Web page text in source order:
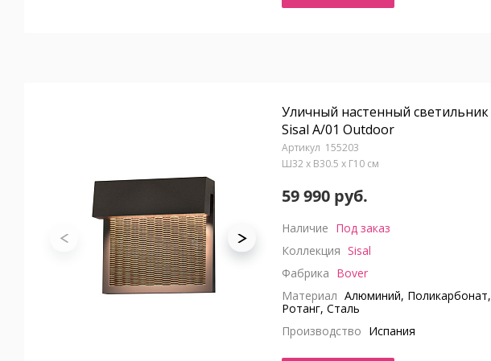
Уличный настенный светильник
Sisal A/01 Outdoor
155203
Ш32 x В30.5 x Г10 см
59 990 руб.
Наличие Под заказ
Коллекция Sisal
Фабрика Bover
Материал Алюминий, Поликарбонат,
Ротанг, Сталь
Производство Испания